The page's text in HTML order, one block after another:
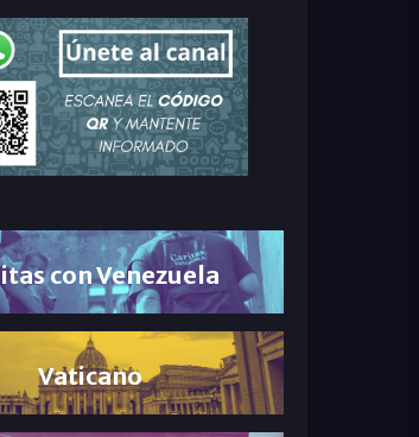
con Venezuela
Vaticano